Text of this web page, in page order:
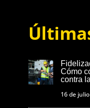
Cómo
contra
16 de